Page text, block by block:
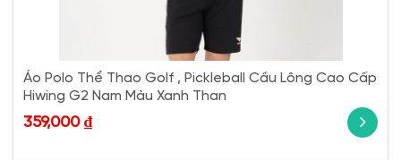
Áo Polo Thể Thao Golf , Pickleball Cầu Lông Cao Cấp
Hiwing G2 Nam Màu Xanh Than
359,000 ₫